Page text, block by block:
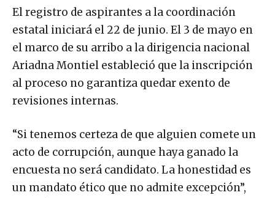
El registro de aspirantes a la coordinación
estatal iniciará el 22 de junio. El 3 de mayo en
el marco de su arribo a la dirigencia nacional
Ariadna Montiel estableció que la inscripción
al proceso no garantiza quedar exento de
revisiones internas.
“Si tenemos certeza de que alguien comete un
acto de corrupción, aunque haya ganado la
encuesta no será candidato. La honestidad es
un mandato ético que no admite excepción”,